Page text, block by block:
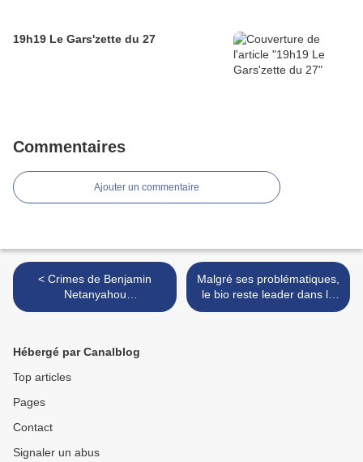
19h19 Le Gars'zette du 27
Commentaires
Ajouter un commentaire
< Crimes de Benjamin
Netanyahou
(et_la_complicité_des_Etats
Malgré ses problématiques,
le bio reste leader dans le
département des Pyrénées-
Hébergé par Canalblog
Top articles
Pages
Contact
Signaler un abus